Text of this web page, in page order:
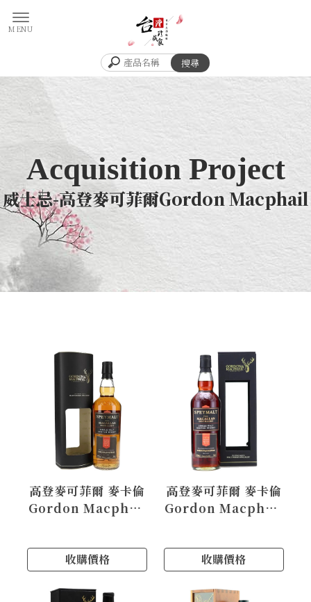
威士忌-高登麥可菲爾Gordon Macphail
高登麥可菲爾 麥卡倫
Gordon Macphail
收購價格
高登麥可菲爾 麥卡倫
Gordon Macphail
收購價格